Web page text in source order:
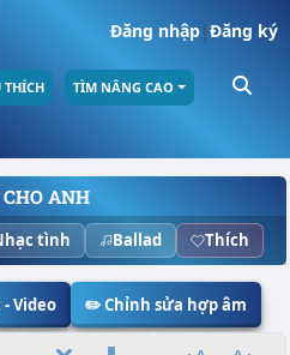
Đăng nhập|Đăng ký
THÍCH TÌM NÂNG CAO
ANH
tình Ballad Thích
Video ✏️ Chỉnh sửa hợp âm